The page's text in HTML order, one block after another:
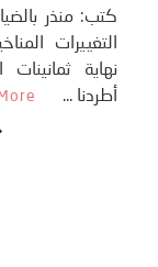
العالم، يدخل